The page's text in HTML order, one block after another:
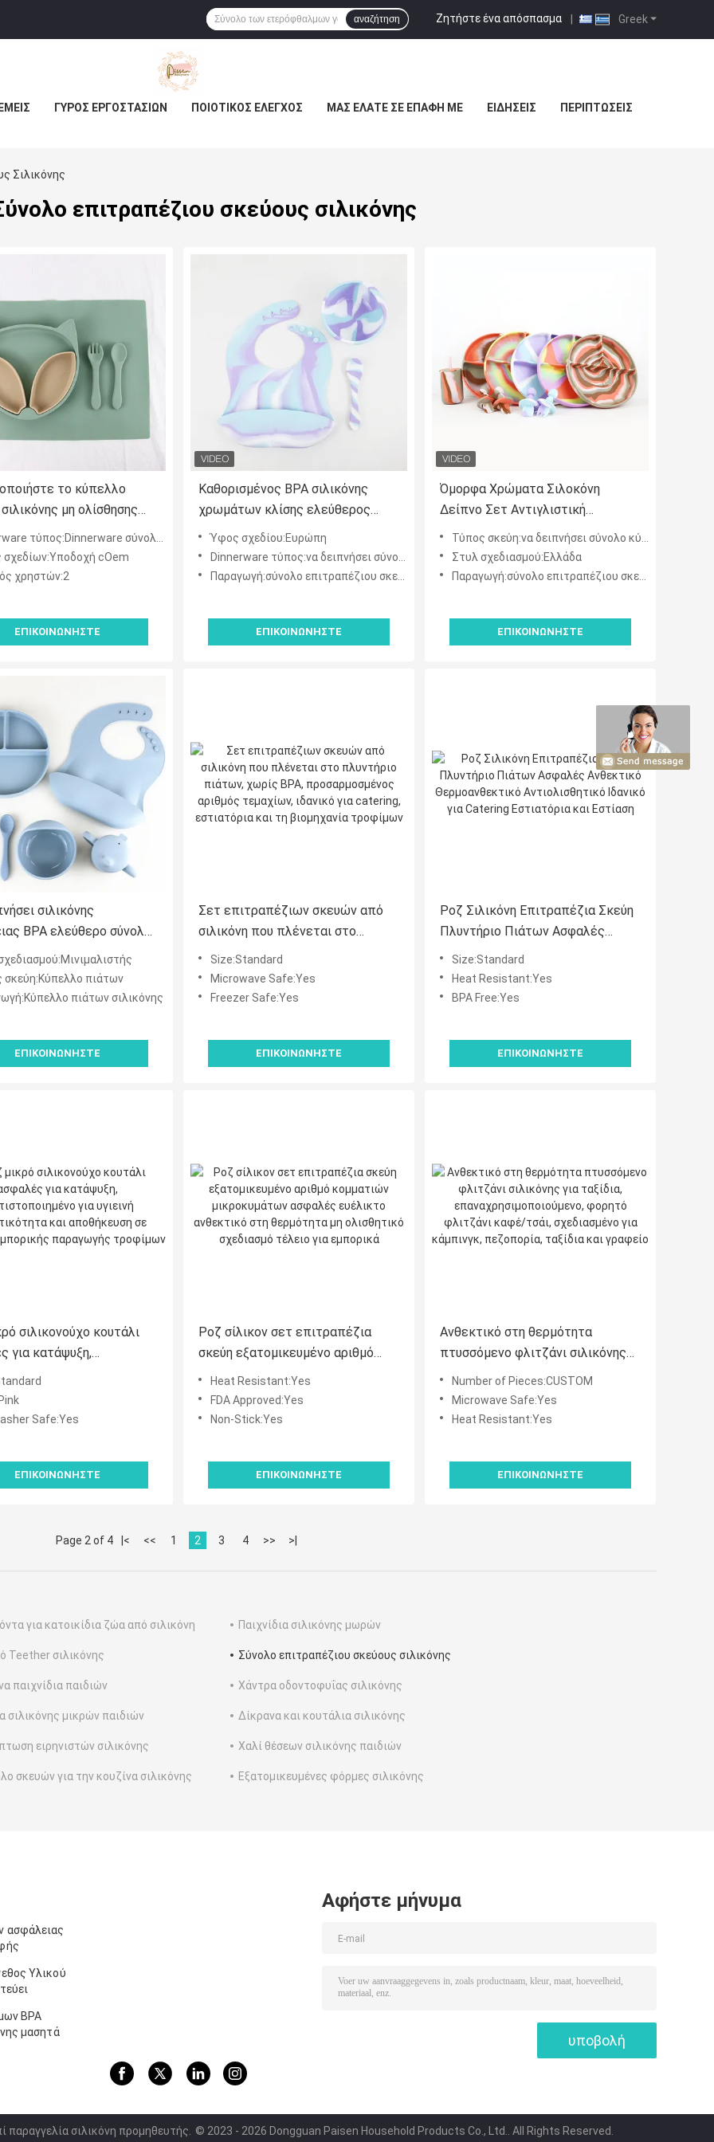
Greek
Ζητήστε ένα απόσπασμα |
αναζήτηση
ΓΎΡΟΣ ΕΡΓΟΣΤΑΣΊΩΝ ΠΟΙΟΤΙΚΌΣ ΈΛΕΓΧΟΣ ΜΑΣ ΕΛΆΤΕ ΣΕ ΕΠΑΦΉ ΜΕ ΕΙΔΉΣΕΙΣ ΠΕΡΙΠΤΏΣΕΙΣ
Σιλικόνης
επιτραπέζιου σκεύους σιλικόνης
το κύπελλο
μη ολίσθησης
με το
λογότυπο
τύπος:Dinnerware σύνολα, πιάτα & πιάτα
σχεδίων:Υποδοχή cOem
χρηστών:2
ΕΠΙΚΟΙΝΩΝΉΣΤΕ
Καθορισμένος BPA σιλικόνης
χρωμάτων κλίσης ελεύθερος
αντιολισθητικός επιτραπέζιου
σκεύους για το νήπιο μωρών
Ύφος σχεδίου:Ευρώπη
Dinnerware τύπος:να δειπνήσει σύνολο κύπελλων πιάτων
Παραγωγή:σύνολο επιτραπέζιου σκεύους γευμάτων κλίσης
ΕΠΙΚΟΙΝΩΝΉΣΤΕ
Όμορφα Χρώματα Σιλοκόνη
Δείπνο Σετ Αντιγλιστική
Αδιάσπαστη σιλικόνη απορρόφηση
πιάτο μπολ σετ φαγητού
Τύπος σκεύη:να δειπνήσει σύνολο κύπελλων πιάτων
Στυλ σχεδιασμού:Ελλάδα
Παραγωγή:σύνολο επιτραπέζιου σκεύους γευμάτων κλίσης
ΕΠΙΚΟΙΝΩΝΉΣΤΕ
σιλικόνης
BPA ελεύθερο σύνολο,
σιλικόνης και
cOem κουταλιών
σκεύη:Κύπελλο πιάτων
πιάτων σιλικόνης
ΕΠΙΚΟΙΝΩΝΉΣΤΕ
Σετ επιτραπέζιων σκευών από
σιλικόνη που πλένεται στο
πλυντήριο πιάτων, χωρίς BPA,
προσαρμοσμένος αριθμός
τεμαχίων, ιδανικό για catering,
Size:Standard
Microwave Safe:Yes
Freezer Safe:Yes
ΕΠΙΚΟΙΝΩΝΉΣΤΕ
Ροζ Σιλικόνη Επιτραπέζια Σκεύη
Πλυντήριο Πιάτων Ασφαλές
Ανθεκτικό Θερμοανθεκτικό
Αντιολισθητικό Ιδανικό για
Catering Εστιατόρια και Εστίαση
Size:Standard
Heat Resistant:Yes
BPA Free:Yes
ΕΠΙΚΟΙΝΩΝΉΣΤΕ
σιλικονούχο κουτάλι
για κατάψυξη,
για υγιεινή
και αποθήκευση
εμπορικής
Safe:Yes
ΕΠΙΚΟΙΝΩΝΉΣΤΕ
Ροζ σίλικον σετ επιτραπέζια
σκεύη εξατομικευμένο αριθμό
κομματιών μικροκυμάτων
ασφαλές ευέλικτο ανθεκτικό στη
θερμότητα μη ολισθητικό
Heat Resistant:Yes
FDA Approved:Yes
Non-Stick:Yes
ΕΠΙΚΟΙΝΩΝΉΣΤΕ
Ανθεκτικό στη θερμότητα
πτυσσόμενο φλιτζάνι σιλικόνης
για ταξίδια,
επαναχρησιμοποιούμενο, φορητό
φλιτζάνι καφέ/τσάι, σχεδιασμένο
Number of Pieces:CUSTOM
Microwave Safe:Yes
Heat Resistant:Yes
ΕΠΙΚΟΙΝΩΝΉΣΤΕ
Page 2 of 4 |< << 1 2 3 4 >> >|
για κατοικίδια ζώα από σιλικόνη Παιχνίδια σιλικόνης μωρών
Teether σιλικόνης Σύνολο επιτραπέζιου σκεύους σιλικόνης
παιχνίδια παιδιών Χάντρα οδοντοφυΐας σιλικόνης
σιλικόνης μικρών παιδιών Δίκρανα και κουτάλια σιλικόνης
ειρηνιστών σιλικόνης Χαλί θέσεων σιλικόνης παιδιών
σκευών για την κουζίνα σιλικόνης Εξατομικευμένες φόρμες σιλικόνης
ασφάλειας
Υλικού
BPA
μασητά
Αφήστε μήνυμα
παραγγελία σιλικόνη προμηθευτής. © 2023 - 2026 Dongguan Paisen Household Products Co., Ltd.. All Rights Reserved.